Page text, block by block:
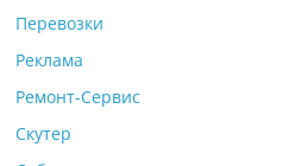
Перевозки
Реклама
Ремонт-Сервис
Скутер